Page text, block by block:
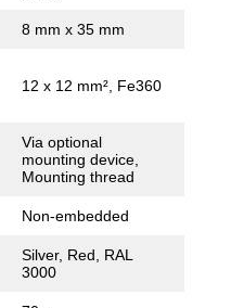
8 mm x 35 mm
12 x 12 mm², Fe360
Via optional
mounting device,
Mounting thread
Non-embedded
Silver, Red, RAL
3000